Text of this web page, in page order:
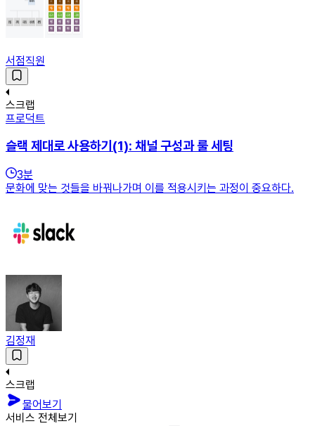
서점직원
스크랩
프로덕트
슬랙 제대로 사용하기(1): 채널 구성과 룰 세팅
3분
문화에 맞는 것들을 바꿔나가며 이를 적용시키는 과정이 중요하다.
김정재
스크랩
물어보기
서비스 전체보기